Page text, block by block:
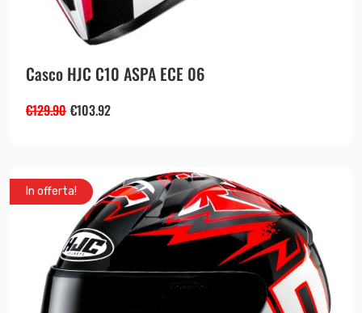
Casco HJC C10 ASPA ECE 06
€129.90 €103.92
In offerta!